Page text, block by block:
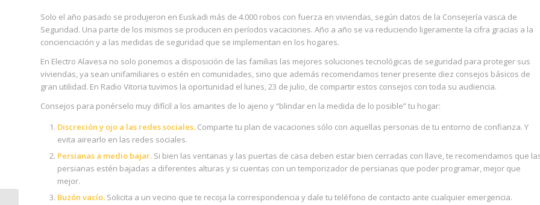
Solo el año pasado se produjeron en Euskadi más de 4.000 robos con fuerza en viviendas, según datos de la Consejería vasca de
Seguridad. Una parte de los mismos se producen en períodos vacaciones. Año a año se va reduciendo ligeramente la cifra gracias a la
concienciación y a las medidas de seguridad que se implementan en los hogares.
En Electro Alavesa no solo ponemos a disposición de las familias las mejores soluciones tecnológicas de seguridad para proteger sus
viviendas, ya sean unifamiliares o estén en comunidades, sino que además recomendamos tener presente diez consejos básicos de
gran utilidad. En Radio Vitoria tuvimos la oportunidad el lunes, 23 de julio, de compartir estos consejos con toda su audiencia.
Consejos para ponérselo muy difícil a los amantes de lo ajeno y “blindar en la medida de lo posible” tu hogar:
Discreción y ojo a las redes sociales. Comparte tu plan de vacaciones sólo con aquellas personas de tu entorno de confianza. Y
evita airearlo en las redes sociales.
Persianas a medio bajar. Si bien las ventanas y las puertas de casa deben estar bien cerradas con llave, te recomendamos que
persianas estén bajadas a diferentes alturas y si cuentas con un temporizador de persianas que poder programar, mejor que
mejor.
Buzón vacío. Solicita a un vecino que te recoja la correspondencia y dale tu teléfono de contacto ante cualquier emergencia.